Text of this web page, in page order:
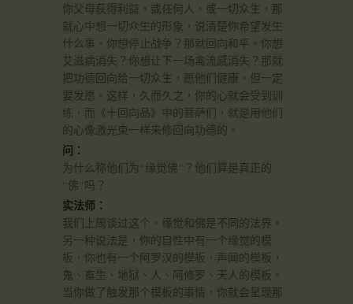
你父母获得利益，或任何人，或一切众生，那
就心中想一切众生的形象，说清楚你希望发生
什么事。你想停止战争？那就回向和平。你想
艾滋病消失？你想让下一场禽流感消失？那就
把功德回向给一切众生，愿他们健康。但一定
要发愿。这样，久而久之，你的心就会受到训
练，而《十回向品》中的菩萨们，就是用他们
的心像激光束一样来修回向功德的。
问：
为什么称他们为“缘觉佛”？他们算是真正的
“佛”吗？
实法师：
我们上周谈过这个。缘觉和佛是不同的法界。
另一种说法是，你的自性中有一个缘觉的模
板，你也有一个阿罗汉的模板，声闻的模板，
鬼、畜生、地狱、人、阿修罗、天人的模板。
当你做了触发那个模板的事情，你就会呈现那